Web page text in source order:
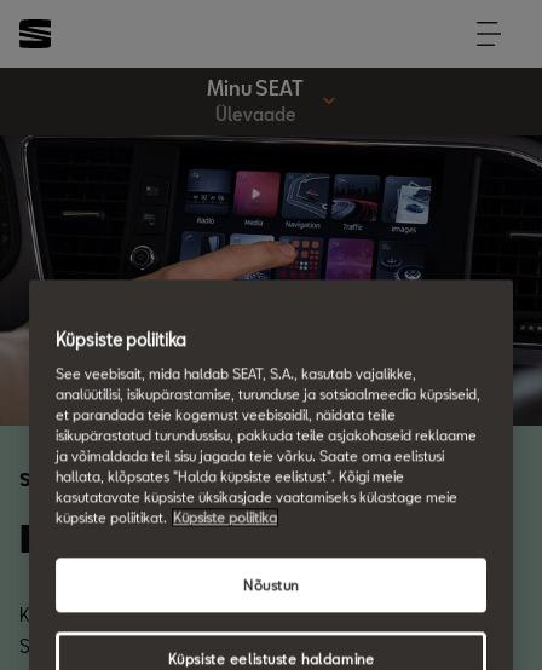
Minu SEAT
Ülevaade
Sinu SEAT ja Sina
Kõik on Sinu käeulatuses.
Kui täielik kontroll on Sinu käeulatuses, on kõik võimalik. Sinu
SEAT. Ühenduses maailmaga.
Küpsiste poliitika
See veebisait, mida haldab SEAT, S.A., kasutab vajalikke,
analüütilisi, isikupärastamise, turunduse ja sotsiaalmeedia küpsiseid,
et parandada teie kogemust veebisaidil, näidata teile
isikupärastatud turundussisu, pakkuda teile asjakohaseid reklaame
ja võimaldada teil sisu jagada teie võrku. Saate oma eelistusi
hallata, klõpsates "Halda küpsiste eelistust". Kõigi meie
kasutatavate küpsiste üksikasjade vaatamiseks külastage meie
küpsiste poliitikat. Küpsiste poliitika
Nõustun
Küpsiste eelistuste haldamine